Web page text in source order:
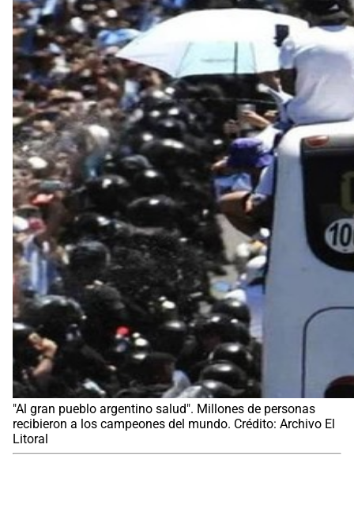
"Al gran pueblo argentino salud". Millones de personas
recibieron a los campeones del mundo. Crédito: Archivo El
Litoral